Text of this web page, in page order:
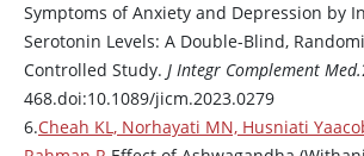
Symptoms of Anxiety and Depression by
Serotonin Levels: A Double-Blind,
Controlled Study. J Integr Complement Med.
468.doi:10.1089/jicm.2023.0279
6.Cheah KL, Norhayati MN, Husniati